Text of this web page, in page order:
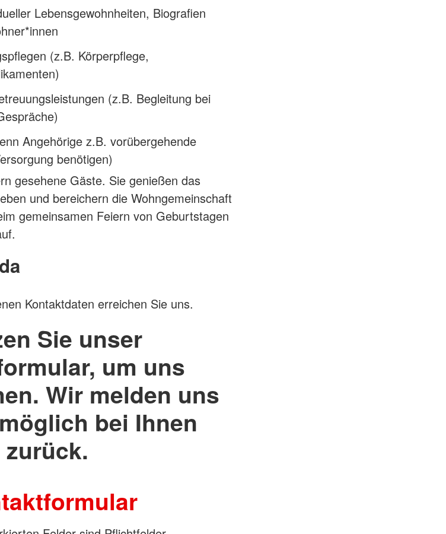
Lebensgewohnheiten, Biografien
(z.B. Körperpflege,
(z.B. Begleitung bei
Angehörige z.B. vorübergehende
benötigen)
gesehene Gäste. Sie genießen das
und bereichern die Wohngemeinschaft
gemeinsamen Feiern von Geburtstagen
Kontaktdaten erreichen Sie uns.
Sie unser
um uns
Wir melden uns
bei Ihnen
zurück.